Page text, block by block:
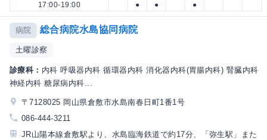
17:00-19:00
● ● ●
病院 総合病院水島協同病院
土曜診察
診療科： 内科 呼吸器内科 循環器内科 消化器内科(胃腸内科) 腎臓内科
神経内科 糖尿病内科...
〒7128025 岡山県倉敷市水島南春日町1番1号
086-444-3211
JR山陽本線倉敷駅より、水島臨海鉄道で約17分、「弥生駅」また